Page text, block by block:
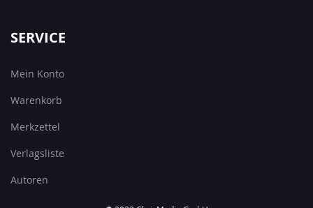
SERVICE
Mein Konto
Warenkorb
Merkzettel
Verlagsliste
Autoren